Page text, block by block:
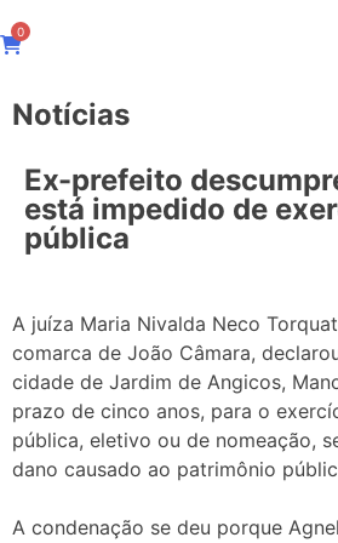
0
Notícias
Ex-prefeito
está impedido de
pública
A juíza Maria Nivalda Neco
comarca de João Câmara,
cidade de Jardim de Angicos,
prazo de cinco anos, para o
pública, eletivo ou de nomeação,
dano causado ao patrimônio
A condenação se deu porque